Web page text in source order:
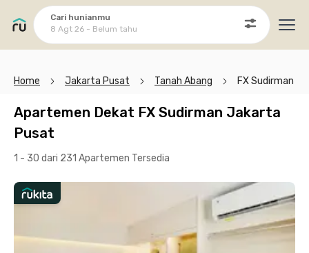
Cari hunianmu
8 Agt 26 - Belum tahu
Home Jakarta Pusat Tanah Abang FX Sudirman
Apartemen Dekat FX Sudirman Jakarta
Pusat
1 - 30 dari 231 Apartemen Tersedia